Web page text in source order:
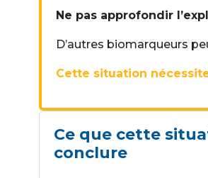
Ne pas approfondir
D’autres biomarqueurs
Cette situation
Ce que cette
conclure